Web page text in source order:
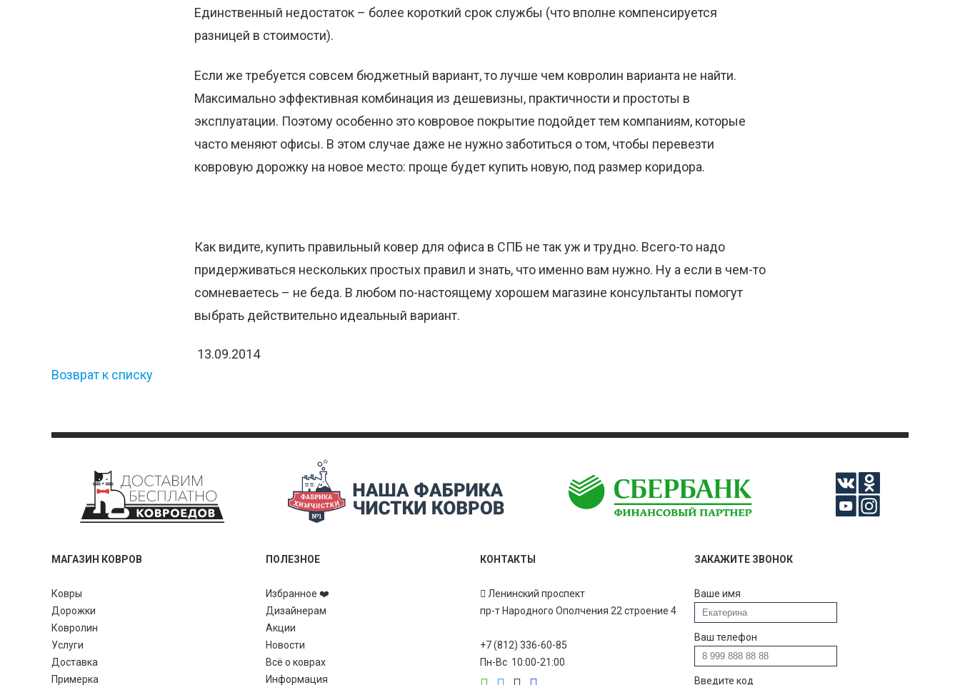
Единственный недостаток – более короткий срок службы (что вполне компенсируется
разницей в стоимости).
Если же требуется совсем бюджетный вариант, то лучше чем ковролин варианта не найти.
Максимально эффективная комбинация из дешевизны, практичности и простоты в
эксплуатации. Поэтому особенно это ковровое покрытие подойдет тем компаниям, которые
часто меняют офисы. В этом случае даже не нужно заботиться о том, чтобы перевезти
ковровую дорожку на новое место: проще будет купить новую, под размер коридора.
Как видите, купить правильный ковер для офиса в СПБ не так уж и трудно. Всего-то надо
придерживаться нескольких простых правил и знать, что именно вам нужно. Ну а если в чем-то
сомневаетесь – не беда. В любом по-настоящему хорошем магазине консультанты помогут
выбрать действительно идеальный вариант.
13.09.2014
Возврат к списку
МАГАЗИН КОВРОВ
Ковры
Дорожки
Ковролин
Услуги
Доставка
Примерка
ПОЛЕЗНОЕ
Избранное ❤️
Дизайнерам
Акции
Новости
Всё о коврах
Информация
КОНТАКТЫ
Ленинский проспект
пр-т Народного Ополчения 22 строение 4
+7 (812) 336-60-85
Пн-Вс 10:00-21:00
ЗАКАЖИТЕ ЗВОНОК
Ваше имя
Ваш телефон
Введите код